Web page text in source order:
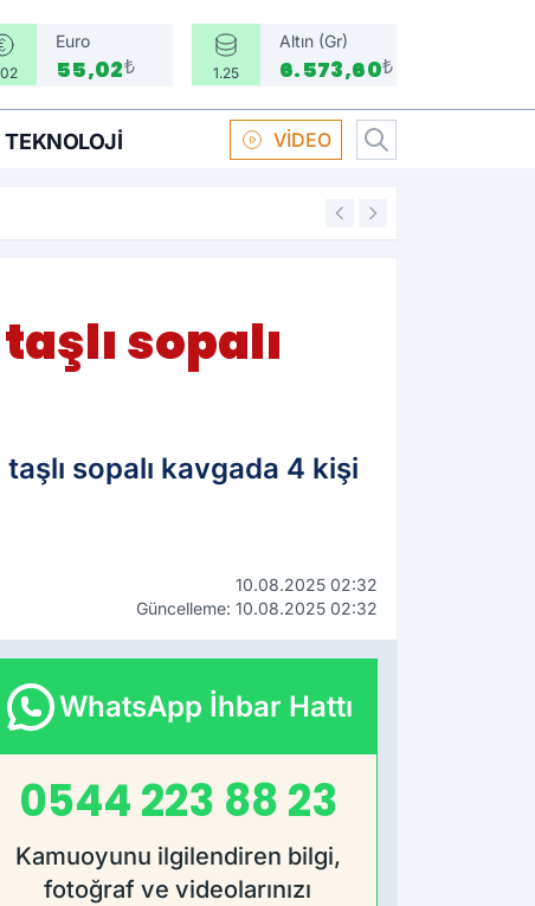
Euro
55,02₺ 1.25
Altın (Gr)
6.573,60₺
TEKNOLOJI VİDEO
16:58
sopalı
sopalı kavgada 4 kişi
10.08.2025 02:32
Güncelleme: 10.08.2025 02:32
WhatsApp İhbar Hattı
0544 223 88 23
Kamuoyunu ilgilendiren bilgi,
fotoğraf ve videolarınızı